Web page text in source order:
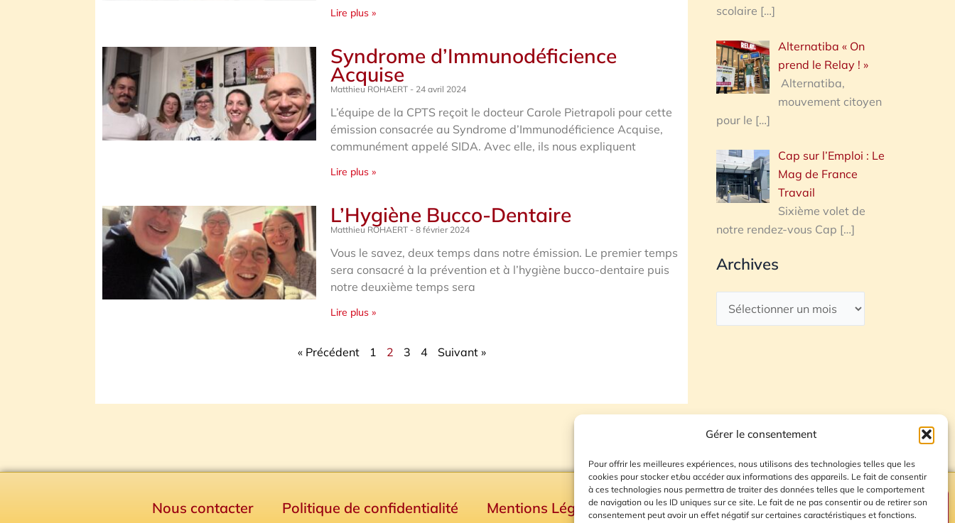
Gérer le consentement
Pour offrir les meilleures expériences, nous utilisons des technologies telles que les
cookies pour stocker et/ou accéder aux informations des appareils. Le fait de consentir
à ces technologies nous permettra de traiter des données telles que le comportement
de navigation ou les ID uniques sur ce site. Le fait de ne pas consentir ou de retirer son
consentement peut avoir un effet négatif sur certaines caractéristiques et fonctions.
Lire plus »
Syndrome d’Immunodéficience
Acquise
Matthieu ROHAERT 24 avril 2024
L’équipe de la CPTS reçoit le docteur Carole Pietrapoli pour cette
émission consacrée au Syndrome d’Immunodéficience Acquise,
communément appelé SIDA. Avec elle, ils nous expliquent
Lire plus »
L’Hygiène Bucco-Dentaire
Matthieu ROHAERT 8 février 2024
Vous le savez, deux temps dans notre émission. Le premier temps
sera consacré à la prévention et à l’hygiène bucco-dentaire puis
notre deuxième temps sera
Lire plus »
« Précédent 1 2 3 4 Suivant »
scolaire […]
Alternatiba « On
prend le Relay ! »
Alternatiba,
mouvement citoyen
pour le […]
Cap sur l’Emploi : Le
Mag de France
Travail
Sixième volet de
notre rendez-vous Cap […]
Archives
Nous contacter Politique de confidentialité Mentions Légales Plan du site